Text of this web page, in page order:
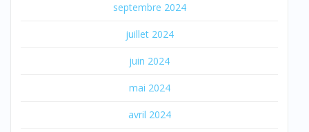
septembre 2024
juillet 2024
juin 2024
mai 2024
avril 2024